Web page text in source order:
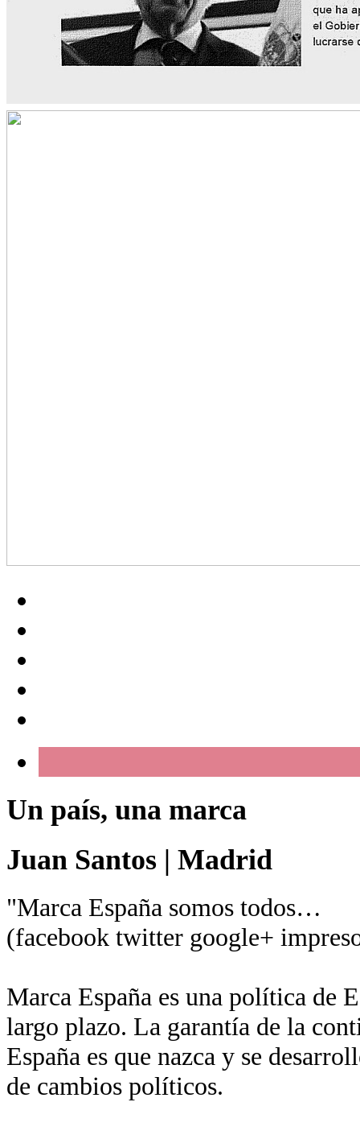
Un país, una marca
Juan Santos | Madrid
"Marca España somos todos…
(facebook twitter google+
Marca España es una política de
largo plazo. La garantía de la
España es que nazca y se
de cambios políticos.